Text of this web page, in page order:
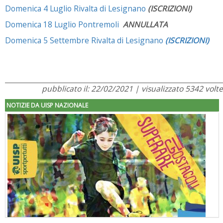
Domenica 4 Luglio Rivalta di Lesignano (ISCRIZIONI)
Domenica 18 Luglio Pontremoli ANNULLATA
Domenica 5 Settembre Rivalta di Lesignano (ISCRIZIONI)
pubblicato il: 22/02/2021 | visualizzato 5342 volte
NOTIZIE DA UISP NAZIONALE